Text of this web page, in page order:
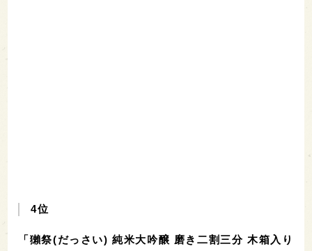
4位
「獺祭(だっさい) 純米大吟醸 磨き二割三分 木箱入り